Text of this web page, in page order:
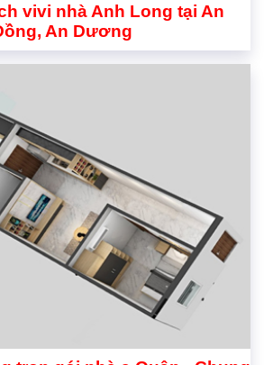
vivi nhà Anh Long tại An
An Dương